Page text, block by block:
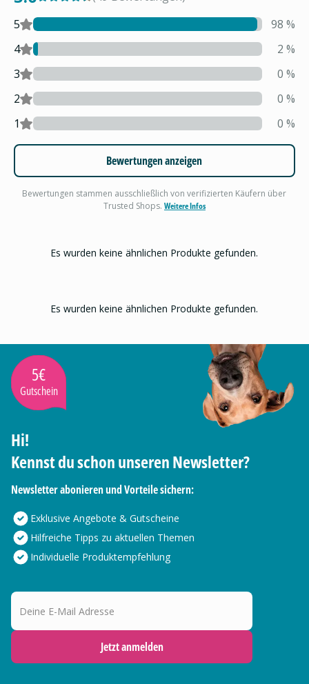
5
98 %
4
2 %
3
0 %
2
0 %
1
0 %
Bewertungen anzeigen
Bewertungen stammen ausschließlich von verifizierten Käufern über
Trusted Shops. Weitere Infos
Es wurden keine ähnlichen Produkte gefunden.
Es wurden keine ähnlichen Produkte gefunden.
5€
Gutschein
Hi!
Kennst du schon unseren Newsletter?
Newsletter abonieren und Vorteile sichern:
Exklusive Angebote & Gutscheine
Hilfreiche Tipps zu aktuellen Themen
Individuelle Produktempfehlung
Deine E-Mail Adresse
Jetzt anmelden